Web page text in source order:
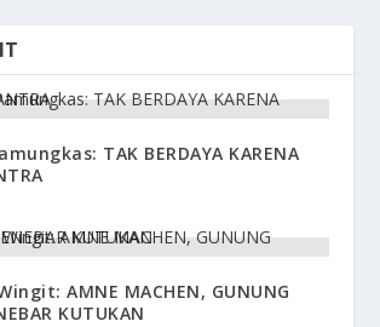
TAK BERDAYA KARENA
AMNE MACHEN, GUNUNG
KUTUKAN